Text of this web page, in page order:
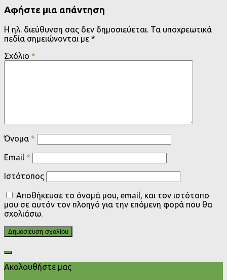
Αφήστε μια απάντηση
Η ηλ. διεύθυνση σας δεν δημοσιεύεται. Τα υποχρεωτικά
πεδία σημειώνονται με *
Σχόλιο *
Όνομα *
Email *
Ιστότοπος
Αποθήκευσε το όνομά μου, email, και τον ιστότοπο
μου σε αυτόν τον πλοηγό για την επόμενη φορά που θα
σχολιάσω.
Ακολουθήστε μας